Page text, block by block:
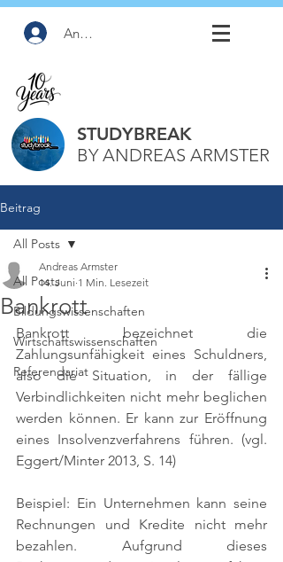
Anmelden
STUDYBREAK
BY ANDREAS ARMSTER
Beitrag
All Posts
Bildungswissenschaften
Wirtschaftswissenschaften
Referendariat
All Posts
Bankrott
Andreas Armster
14. Juni 1 Min. Lesezeit
Bankrott bezeichnet die
Zahlungsunfähigkeit eines Schuldners,
also die Situation, in der fällige
Verbindlichkeiten nicht mehr beglichen
werden können. Er kann zur Eröffnung
eines Insolvenzverfahrens führen. (vgl.
Eggert/Minter 2013, S. 14)
Beispiel: Ein Unternehmen kann seine
Rechnungen und Kredite nicht mehr
bezahlen. Aufgrund dieses